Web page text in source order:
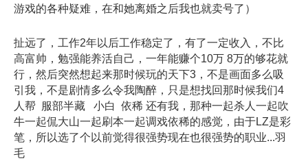
游戏的各种疑难，在和她离婚之后我也就卖号了）
扯远了，工作2年以后工作稳定了，有了一定收入，不比
高富帅，勉强能养活自己，一年能赚个10万 8万的够花就
行，然后突然想起来那时候玩的天下3，不是画面多么吸
引我，不是剧情多么令我陶醉，只是想找回那时候我们4
人帮 服部半藏 小白 依稀 还有我，那种一起杀人一起吹
牛一起侃大山一起刷本一起调戏依稀的感觉，由于LZ是彩
笔，所以选了个以前觉得很强势现在也很强势的职业...羽
毛